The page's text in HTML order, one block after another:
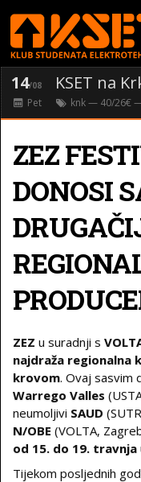
14/08 KSET na
Pet knk— 40/26€
ZEZ
DONOSI
ZEZ u suradnji s
najdraža regionalna
krovom. Ovaj sasvim
Warrego Valles
neumoljivi SAUD
N/OBE (VOLTA,
od 15. do 19. travnja
Tijekom posljednih